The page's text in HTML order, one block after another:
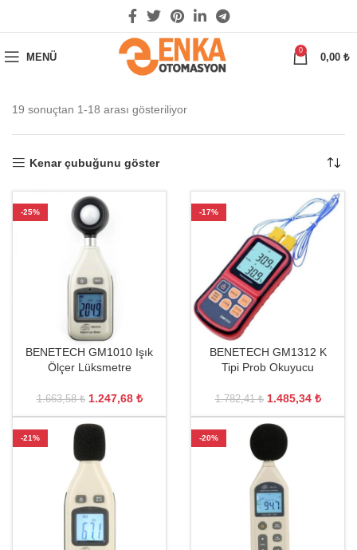
MENÜ
0
0,00 ₺
19 sonuçtan 1-18 arası gösteriliyor
Kenar çubuğunu göster
-25%
BENETECH GM1010 Işık
Ölçer Lüksmetre
1.663,58₺ 1.247,68 ₺
-17%
BENETECH GM1312 K
Tipi Prob Okuyucu
1.782,41₺ 1.485,34 ₺
-21% -20%